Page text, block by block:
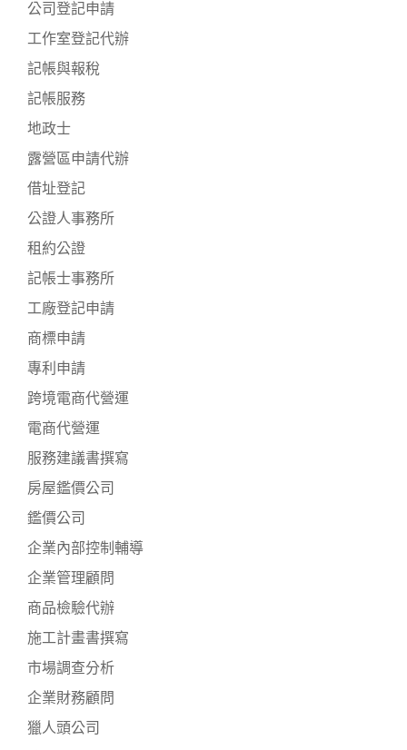
公司登記申請
工作室登記代辦
記帳與報稅
記帳服務
地政士
露營區申請代辦
借址登記
公證人事務所
租約公證
記帳士事務所
工廠登記申請
商標申請
專利申請
跨境電商代營運
電商代營運
服務建議書撰寫
房屋鑑價公司
鑑價公司
企業內部控制輔導
企業管理顧問
商品檢驗代辦
施工計畫書撰寫
市場調查分析
企業財務顧問
獵人頭公司